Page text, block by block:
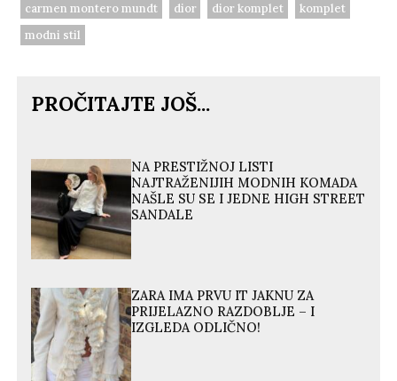
carmen montero mundt dior dior komplet
komplet
modni stil
PROČITAJTE JOŠ...
NA PRESTIŽNOJ LISTI
NAJTRAŽENIJIH MODNIH KOMADA
NAŠLE SU SE I JEDNE HIGH STREET
SANDALE
ZARA IMA PRVU IT JAKNU ZA
PRIJELAZNO RAZDOBLJE – I
IZGLEDA ODLIČNO!